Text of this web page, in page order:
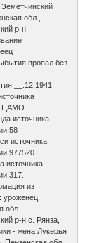
обл.,
р-н
пропал без
__.12.1941
ЦАМО
источника
58
источника
977520
источника
317.
из
уроженец
обл.
р-н с. Рянза,
- жена Лукерья